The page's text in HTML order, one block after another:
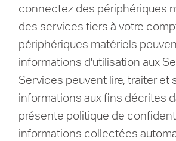
connectez des périphériques
des services tiers à votre
périphériques matériels
informations d'utilisation aux
Services peuvent lire, traiter et
informations aux fins décrites
présente politique de
informations collectées